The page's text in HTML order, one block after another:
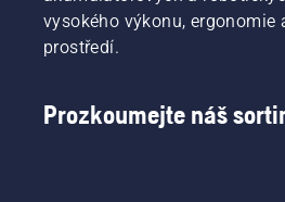
vysokého výkonu, ergonomie
prostředí.
Prozkoumejte náš